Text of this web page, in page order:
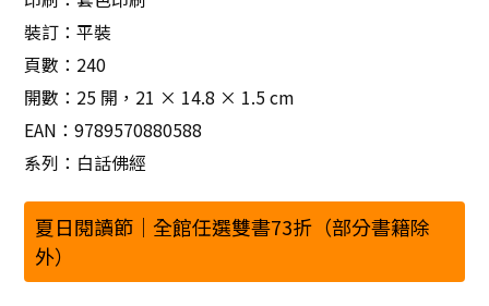
裝訂：平裝
頁數：240
開數：25 開，21 × 14.8 × 1.5 cm
EAN：9789570880588
系列：白話佛經
夏日閱讀節｜全館任選雙書73折（部分書籍除
外）